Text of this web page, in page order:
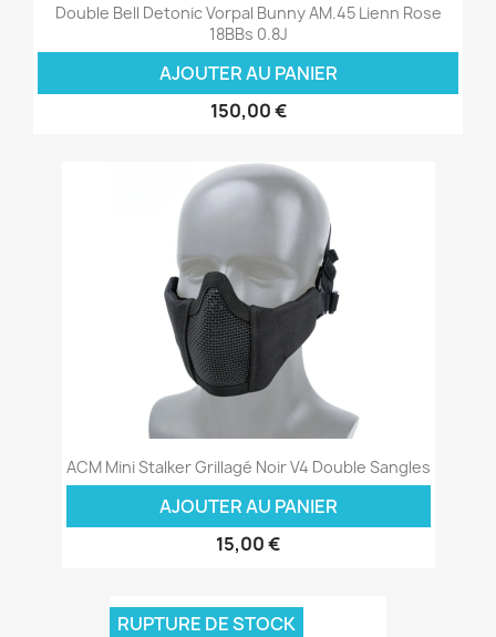
Double Bell Detonic Vorpal Bunny AM.45 Lienn Rose
18BBs 0.8J
AJOUTER AU PANIER
150,00 €
ACM Mini Stalker Grillagé Noir V4 Double Sangles
AJOUTER AU PANIER
15,00 €
RUPTURE DE STOCK